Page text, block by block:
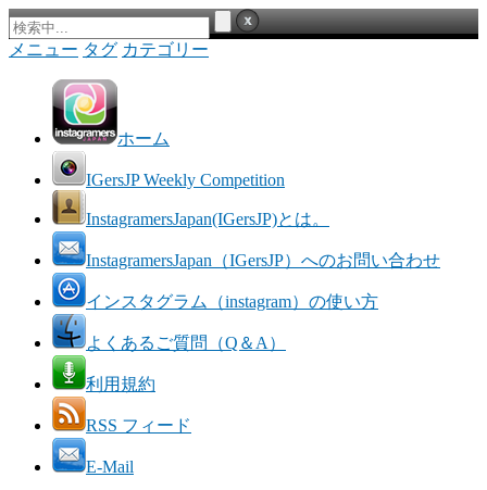
メニュー タグ カテゴリー
ホーム
IGersJP Weekly Competition
InstagramersJapan(IGersJP)とは。
InstagramersJapan（IGersJP）へのお問い合わせ
インスタグラム（instagram）の使い方
よくあるご質問（Q＆A）
利用規約
RSS フィード
E-Mail